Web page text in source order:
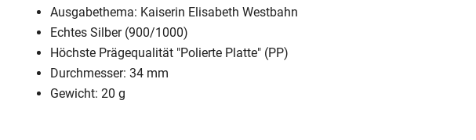
Ausgabethema: Kaiserin Elisabeth Westbahn
Echtes Silber (900/1000)
Höchste Prägequalität "Polierte Platte" (PP)
Durchmesser: 34 mm
Gewicht: 20 g